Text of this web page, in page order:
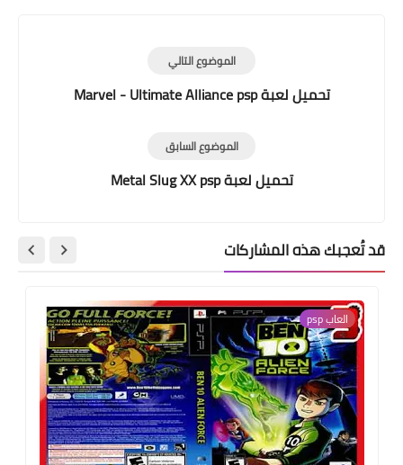
الموضوع التالي
تحميل لعبة Marvel - Ultimate Alliance psp
الموضوع السابق
تحميل لعبة Metal Slug XX psp
قد تُعجبك هذه المشاركات
العاب psp